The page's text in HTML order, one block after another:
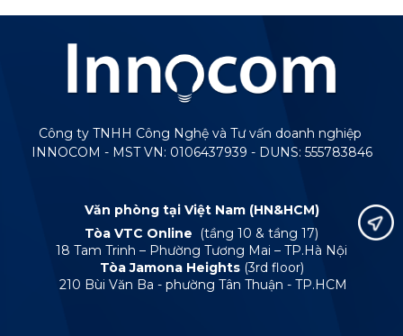
Công ty TNHH Công Nghệ và Tư vấn doanh nghiệp
INNOCOM - MST VN: 0106437939 - DUNS: 555783846
Văn phòng tại Việt Nam (HN&HCM)
Tòa VTC Online
(tầng 10 & tầng 17)
18 Tam Trinh – Phường Tương Mai – TP.Hà Nội
Tòa Jamona Heights (3rd floor)
210 Bùi Văn Ba - phường Tân Thuận - TP.HCM